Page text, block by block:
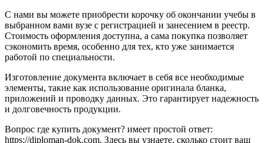
С нами вы можете приобрести корочку об окончании учебы в
выбранном вами вузе с регистрацией и занесением в реестр.
Стоимость оформления доступна, а сама покупка позволяет
сэкономить время, особенно для тех, кто уже занимается
работой по специальности.
Изготовление документа включает в себя все необходимые
элементы, такие как использование оригинала бланка,
приложений и проводку данных. Это гарантирует надежность
и долговечность продукции.
Вопрос где купить документ? имеет простой ответ:
https://diploman-dok.com. Здесь вы узнаете, сколько стоит ваш